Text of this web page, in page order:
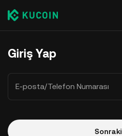
Giriş Yap
E-posta/Telefon Numarası
Sonraki